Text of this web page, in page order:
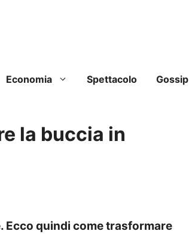
Economia Spettacolo Gossip
la buccia in
Ecco quindi come trasformare